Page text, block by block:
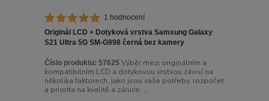
1 hodnocení
Originál LCD + Dotyková vrstva Samsung Galaxy
S21 Ultra 5G SM-G998 černá bez kamery
Číslo produktu: 57625 Výběr mezi originálním a
kompatibilním LCD a dotykovou vrstvou závisí na
několika faktorech, jako jsou vaše potřeby, rozpočet
a priorita na kvalitě a záruce. ...